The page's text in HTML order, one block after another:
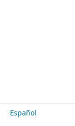
Español